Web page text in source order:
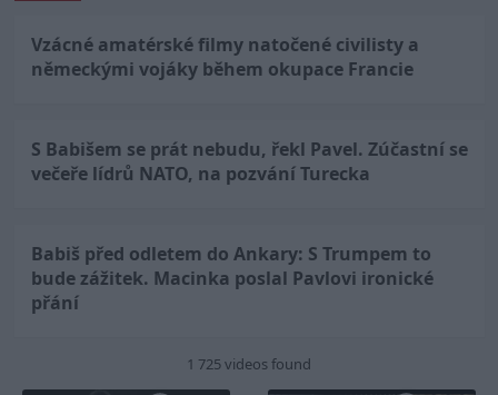
Vzácné amatérské filmy natočené civilisty a
německými vojáky během okupace Francie
S Babišem se prát nebudu, řekl Pavel. Zúčastní se
večeře lídrů NATO, na pozvání Turecka
Babiš před odletem do Ankary: S Trumpem to
bude zážitek. Macinka poslal Pavlovi ironické
přání
1 725 videos found